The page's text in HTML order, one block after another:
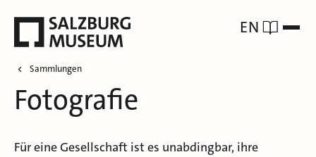
EN
Sammlungen
Fotografie
Für eine Gesellschaft ist es unabdingbar, ihre